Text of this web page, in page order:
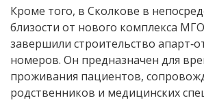
Кроме того, в Сколкове в
близости от нового комплекса
завершили строительство
номеров. Он предназначен для
проживания пациентов,
родственников и медицинских